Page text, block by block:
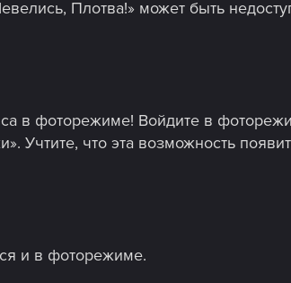
Плотва!» может быть
в фоторежиме! Войдите в
Учтите, что эта возможность
и в фоторежиме.